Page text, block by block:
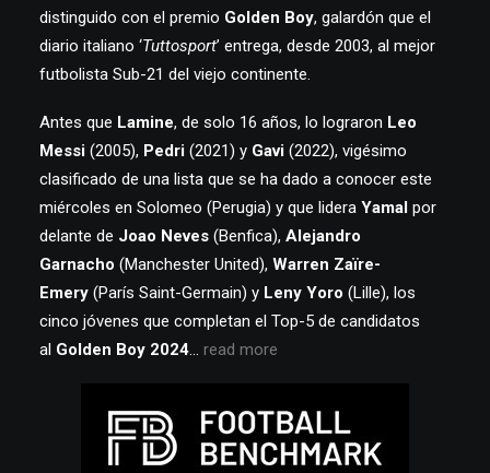
distinguido con el premio Golden Boy, galardón que el
diario italiano ‘Tuttosport’ entrega, desde 2003, al mejor
futbolista Sub-21 del viejo continente.
Antes que Lamine, de solo 16 años, lo lograron Leo
Messi (2005), Pedri (2021) y Gavi (2022), vigésimo
clasificado de una lista que se ha dado a conocer este
miércoles en Solomeo (Perugia) y que lidera Yamal por
delante de Joao Neves (Benfica), Alejandro
Garnacho (Manchester United), Warren Zaïre-
Emery (París Saint-Germain) y Leny Yoro (Lille), los
cinco jóvenes que completan el Top-5 de candidatos
al Golden Boy 2024… read more